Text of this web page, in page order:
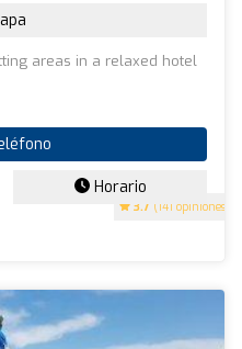
3.7 (141 opiniones)
areas in a relaxed hotel
Horario